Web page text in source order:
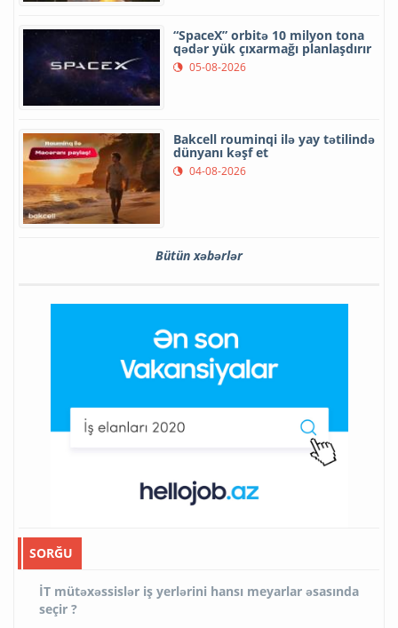
“SpaceX” orbitə 10 milyon tona
qədər yük çıxarmağı planlaşdırır
05-08-2026
Bakcell rouminqi ilə yay tətilində
dünyanı kəşf et
04-08-2026
Bütün xəbərlər
SORĞU
İT mütəxəssislər iş yerlərini hansı meyarlar əsasında
seçir ?